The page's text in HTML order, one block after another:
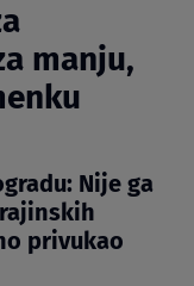
manju,
Nije ga
privukao